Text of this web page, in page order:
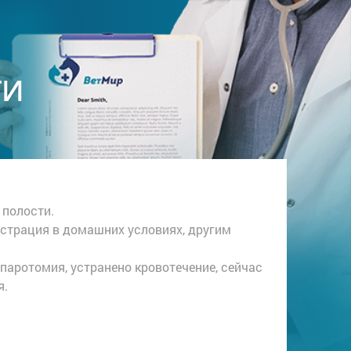
в домашних условиях, другим
устранено кровотечение, сейчас